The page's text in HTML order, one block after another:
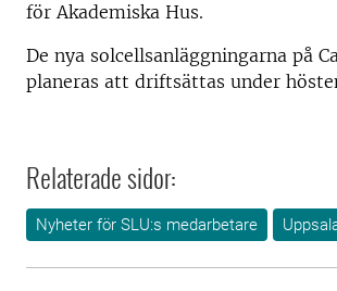
för Akademiska Hus.
De nya solcellsanläggningarna på
planeras att driftsättas under
Relaterade sidor:
Nyheter för SLU:s medarbetare